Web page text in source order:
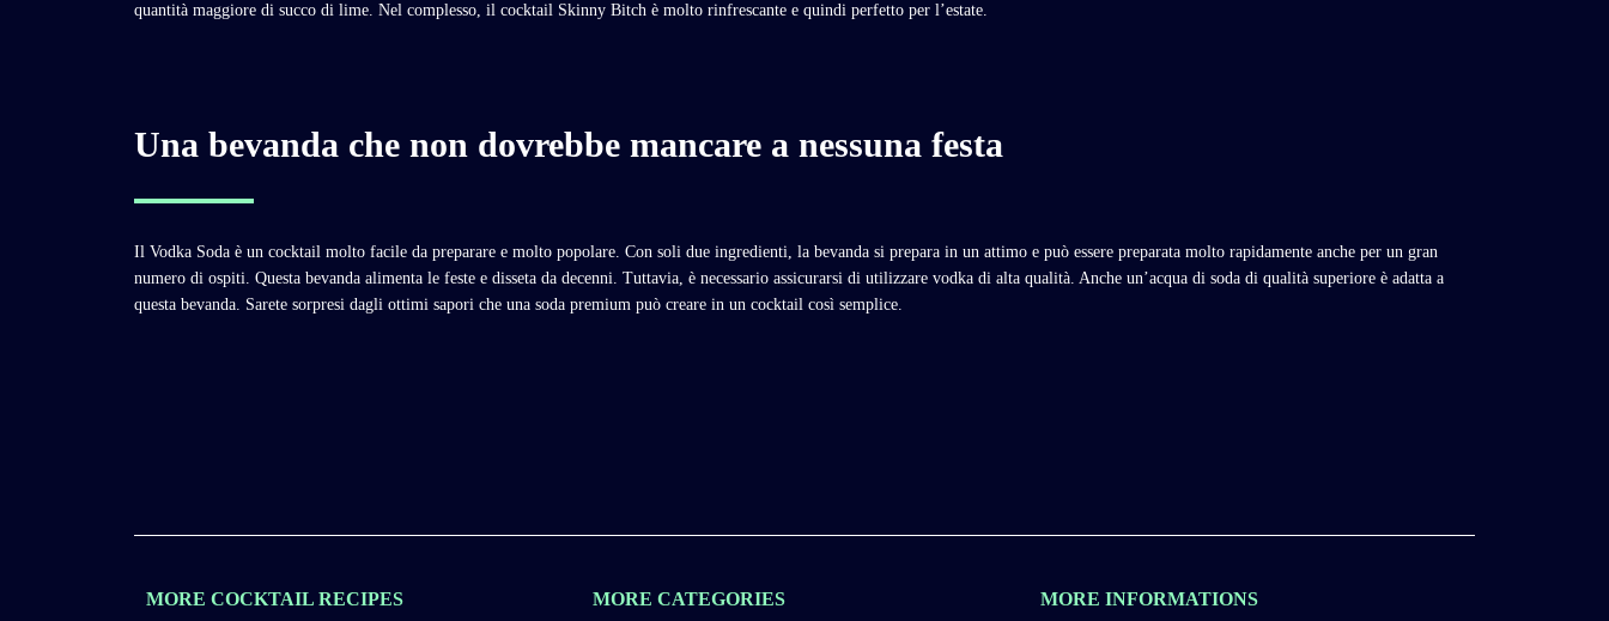
quantità maggiore di succo di lime. Nel complesso, il cocktail Skinny Bitch è molto rinfrescante e quindi perfetto per l’estate.
Una bevanda che non dovrebbe mancare a nessuna festa
Il Vodka Soda è un cocktail molto facile da preparare e molto popolare. Con soli due ingredienti, la bevanda si prepara in un attimo e può essere preparata molto rapidamente anche per un gran
numero di ospiti. Questa bevanda alimenta le feste e disseta da decenni. Tuttavia, è necessario assicurarsi di utilizzare vodka di alta qualità. Anche un’acqua di soda di qualità superiore è adatta a
questa bevanda. Sarete sorpresi dagli ottimi sapori che una soda premium può creare in un cocktail così semplice.
MORE COCKTAIL RECIPES MORE CATEGORIES MORE INFORMATIONS